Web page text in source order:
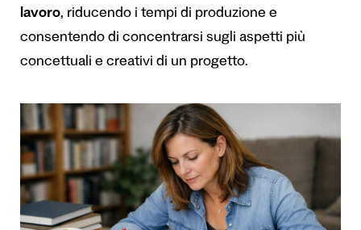
lavoro, riducendo i tempi di produzione e
consentendo di concentrarsi sugli aspetti più
concettuali e creativi di un progetto.